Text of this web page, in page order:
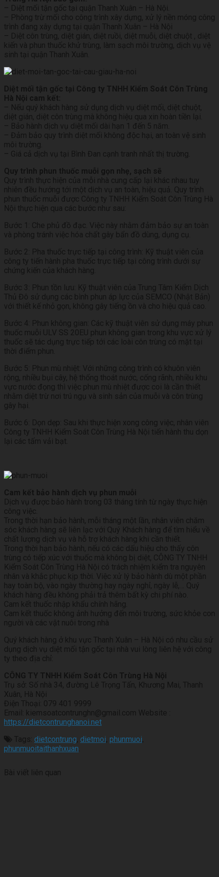
– Diệt mối tận gốc tại quận Thanh Xuân – Hà Nội.
– Phòng trừ mối cho công trình xây dựng, xử lý nền móng công
trình đang xây dựng tại quận Thanh Xuân – Hà Nội
– Diệt côn trùng, diệt gián, diệt ruồi, diệt muỗi, diệt chuột , diệt
kiến và phun thuốc khử trùng, làm sạch môi trường, dịch vụ vệ
sinh tại quận Thanh Xuân.
Diệt mối tận gốc tại Công ty TNHH Kiểm Soát Côn Trùng
Hà Nội cam kết:
– Nếu quý khách hàng sử dụng dịch vụ diệt mối, diệt chuột,
diệt gián, diệt côn trùng mà không hiệu qua xin hoàn tiền lại.
– Bảo hành dịch vụ diệt mối dài hạn 1 đến 5 năm.
– Đảm bảo quy trình diệt mối không độc hại, an toàn vệ sinh
môi trường.
– Giá cả dịch vụ tại Bình Đan cạnh tranh nhất thị trường.
Quy trình phun thuốc muỗi gọn nhẹ, sạch sẽ
Quy trình thực hiện của mỗi nhà cung cấp lại khác nhau tuy
nhiên đều hướng tới một dịch vụ an toàn, hiệu quả. Quy trình
phun thuốc muỗi được Công ty TNHH Kiểm Soát Côn Trùng Hà
Nội thực hiện qua các bước như sau:
Bước 1: Che phủ đồ đạc. Việc này nhằm đảm bảo sự an toàn
và phòng tránh việc hóa chất gây bẩn đồ dùng, dụng cụ.
Bước 2: Pha thuốc trực tiếp tại công trình: Kỹ thuật viên của
công ty tiến hành pha thuốc trực tiếp tại công trình dưới sự
chứng kiến của khách hàng.
Bước 3: Phun tồn lưu: Kỹ thuật viên của Trung Tâm Kiểm Dịch
Thủ Đô sử dụng các bình phun áp lực của SEMCO (Nhật Bản)
với thiết kế nhỏ gọn, không gây tiếng ồn và cho hiệu quả cao.
Bước 4: Phun không gian: Các kỹ thuật viên sử dụng máy phun
thuốc muỗi ULV SS 20EU phun không gian trong khu vực xử lý
thuốc sẽ tác dụng trực tiếp tới các loài côn trùng có mặt tại
thời điểm phun.
Bước 5: Phun mù nhiệt: Với những công trình có khuôn viên
rộng, nhiều bụi cây, hệ thống thoát nước, cống rãnh, nhiều khu
vực nước đọng thì việc phun mù nhiệt được coi là cần thiết
nhằm diệt trừ nơi trú ngụ và sinh sản của muỗi và côn trùng
gây hại.
Bước 6: Dọn dẹp: Sau khi thực hiện xong công việc, nhân viên
Công ty TNHH Kiểm Soát Côn Trùng Hà Nội tiến hành thu dọn
lại các tấm vải bạt.
Cam kết bảo hành dịch vụ phun muỗi
Dịch vụ được bảo hành trong 03 tháng tính từ ngày thực hiện
công việc.
Trong thời hạn bảo hành, mỗi tháng một lần, nhân viên chăm
sóc khách hàng sẽ liên lạc với Quý Khách hàng để tìm hiểu về
chất lượng dịch vụ và hỗ trợ khách hàng khi cần thiết.
Trong thời hạn bảo hành, nếu có các dấu hiệu cho thấy côn
trùng có tiếp xúc với thuốc mà không bị diệt, CÔNG TY TNHH
Kiểm Soát Côn Trùng Hà Nội có trách nhiệm kiểm tra nguyên
nhân và khắc phục kịp thời. Việc xử lý bảo hành dù một phần
hay toàn bộ, vào ngày thường hay ngày nghỉ, ngày lễ,… Quý
khách hàng đều không phải trả thêm bất kỳ chi phí nào.
Cam kết thuốc nhập khẩu chính hãng.
Cam kết thuốc không ảnh hưởng đến môi trường, sức khỏe con
người và các vật nuôi trong nhà
Quý khách hàng ở khu vực Thanh Xuân – Hà Nội có nhu cầu sử
dụng dịch vụ diệt mối tận gốc tại nhà vui lòng liên hệ với công
ty theo địa chỉ:
CÔNG TY TNHH Kiểm Soát Côn Trùng Hà Nội
Trụ sở: Số nhà 34, đường Lê Trọng Tấn, Khương Mai, Thanh
Xuân, Hà Nội
Điện Thoại: 079 401 9999
Email: kiemsoatcontrunghn@gmail.com Website :
https://dietcontrunghanoi.net
Tags: dietcontrung dietmoi phunmuoi
phunmuoitaithanhxuan
Bài viết liên quan